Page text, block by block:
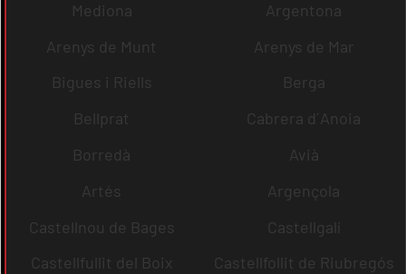
Mediona
Argentona
Arenys de Munt
Arenys de Mar
Bigues i Riells
Berga
Bellprat
Cabrera d´Anoia
Borredà
Avià
Artés
Argençola
Castellnou de Bages
Castellgalí
Castellfullit del Boix
Castellfollit de Riubregós